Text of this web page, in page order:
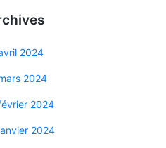
2024
2024
2024
2024